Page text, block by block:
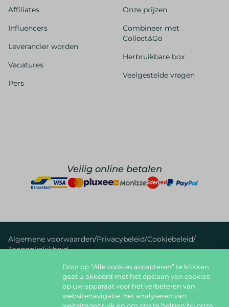
Affiliates
Influencers
Leverancier worden
Vacatures
Pers
Onze prijzen
Combineer met
Collect&Go
Herbruikbare box
Veelgestelde vragen
Veilig online betalen
Algemene voorwaarden/Privacybeleid/Cookiebeleid/
Toegankelijkheid
foodlover@foodbag.be 09 298 05 10
Deel jouw gerechten op
Door op “Alle cookies accepteren” te klikken
gaat u akkoord met het opslaan van cookies
op uw apparaat voor het verbeteren van
websitenavigatie, het analyseren van